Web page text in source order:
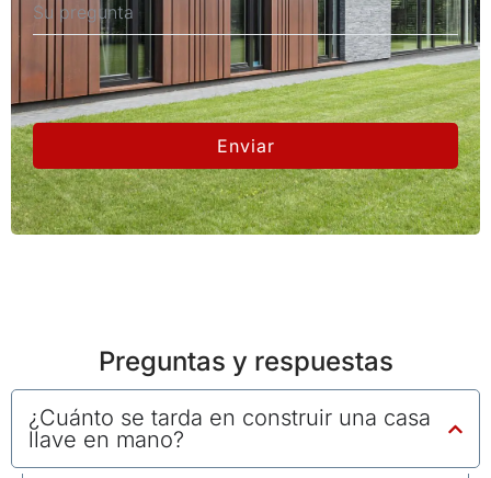
Enviar
Preguntas y respuestas
¿Cuánto se tarda en construir una casa
llave en mano?